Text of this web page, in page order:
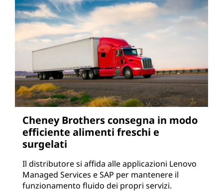
Cheney Brothers consegna in modo
efficiente alimenti freschi e
surgelati
Il distributore si affida alle applicazioni Lenovo
Managed Services e SAP per mantenere il
funzionamento fluido dei propri servizi.